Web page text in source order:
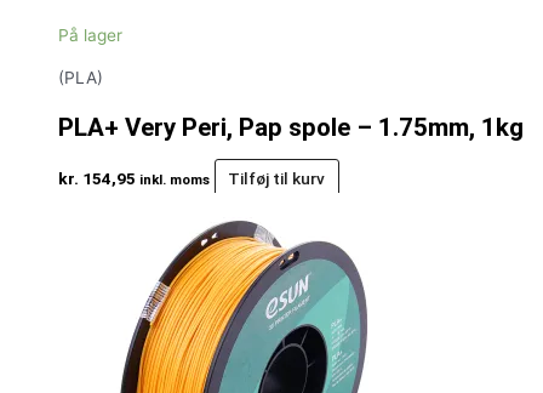
På lager
(PLA)
PLA+ Very Peri, Pap spole – 1.75mm, 1kg
kr. 154,95 inkl. moms Tilføj til kurv